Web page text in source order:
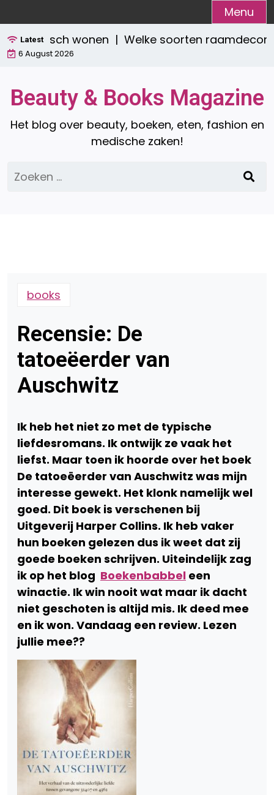
naar
de
inhoud
Menu
Latest
praktisch wonen |Welke soorten
6 August 2026
Beauty & Books Magazine
Het blog over beauty, boeken, eten, fashion en
medische zaken!
Zoeken
naar:
books
Recensie: De
tatoeëerder van
Auschwitz
Ik heb het niet zo met de typische
liefdesromans. Ik ontwijk ze vaak het
liefst. Maar toen ik hoorde over het boek
De tatoeëerder van Auschwitz was mijn
interesse gewekt. Het klonk namelijk wel
goed. Dit boek is verschenen bij
Uitgeverij Harper Collins. Ik heb vaker
hun boeken gelezen dus ik weet dat zij
goede boeken schrijven. Uiteindelijk zag
ik op het blog Boekenbabbel een
winactie. Ik win nooit wat maar ik dacht
niet geschoten is altijd mis. Ik deed mee
en ik won. Vandaag een review. Lezen
jullie mee??